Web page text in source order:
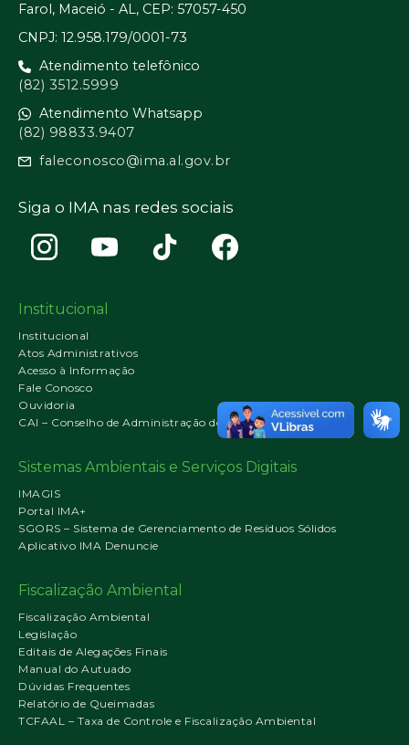
Farol, Maceió - AL, CEP: 57057-450
CNPJ: 12.958.179/0001-73
Atendimento telefônico
(82) 3512.5999
Atendimento Whatsapp
(82) 98833.9407
faleconosco@ima.al.gov.br
Siga o IMA nas redes sociais
Institucional
Institucional
Atos Administrativos
Acesso à Informação
Fale Conosco
Ouvidoria
CAI – Conselho de Administração do IMA
Sistemas Ambientais e Serviços Digitais
IMAGIS
Portal IMA+
SGORS – Sistema de Gerenciamento de Resíduos Sólidos
Aplicativo IMA Denuncie
Fiscalização Ambiental
Fiscalização Ambiental
Legislação
Editais de Alegações Finais
Manual do Autuado
Dúvidas Frequentes
Relatório de Queimadas
TCFAAL – Taxa de Controle e Fiscalização Ambiental